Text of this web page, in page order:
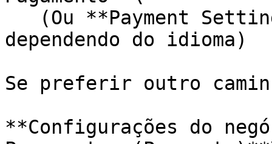
dependendo do idioma)
Se preferir outro
**Configurações do